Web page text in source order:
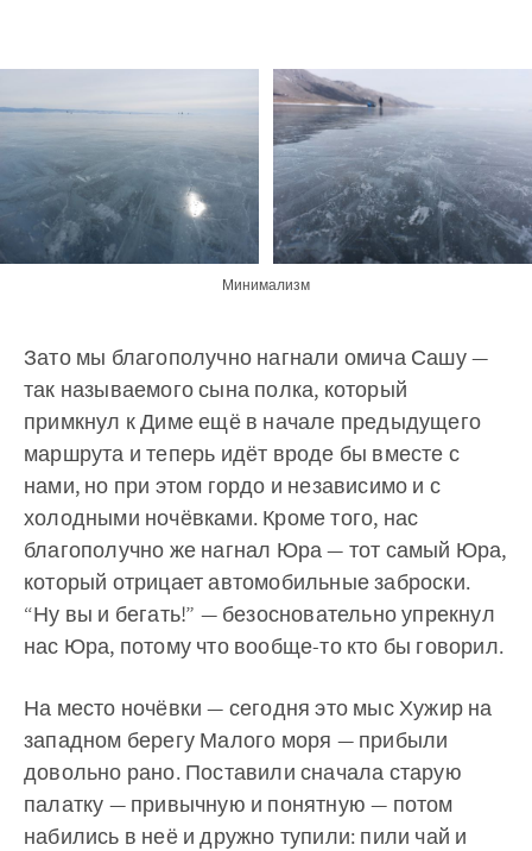
Минимализм
Зато мы благополучно нагнали омича Сашу —
так называемого сына полка, который
примкнул к Диме ещё в начале предыдущего
маршрута и теперь идёт вроде бы вместе с
нами, но при этом гордо и независимо и с
холодными ночёвками. Кроме того, нас
благополучно же нагнал Юра — тот самый Юра,
который отрицает автомобильные заброски.
“Ну вы и бегать!” — безосновательно упрекнул
нас Юра, потому что вообще-то кто бы говорил.
На место ночёвки — сегодня это мыс Хужир на
западном берегу Малого моря — прибыли
довольно рано. Поставили сначала старую
палатку — привычную и понятную — потом
набились в неё и дружно тупили: пили чай и